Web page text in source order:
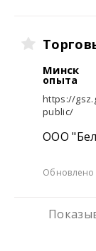
Минск
опыта
https://
public/
ООО
Обновлено